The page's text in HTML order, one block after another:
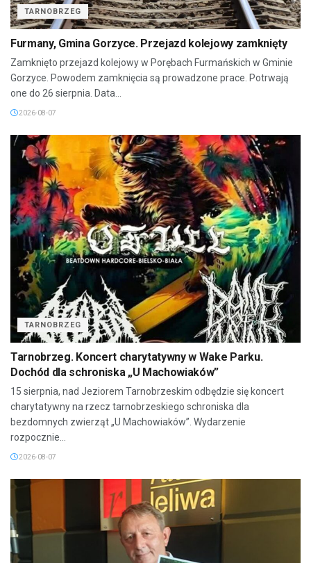
TARNOBRZEG
Furmany, Gmina Gorzyce. Przejazd kolejowy zamknięty
Zamknięto przejazd kolejowy w Porębach Furmańskich w Gminie
Gorzyce. Powodem zamknięcia są prowadzone prace. Potrwają
one do 26 sierpnia. Data...
2026-08-07
TARNOBRZEG
Tarnobrzeg. Koncert charytatywny w Wake Parku.
Dochód dla schroniska „U Machowiaków”
15 sierpnia, nad Jeziorem Tarnobrzeskim odbędzie się koncert
charytatywny na rzecz tarnobrzeskiego schroniska dla
bezdomnych zwierząt „U Machowiaków”. Wydarzenie
rozpocznie...
2026-08-07